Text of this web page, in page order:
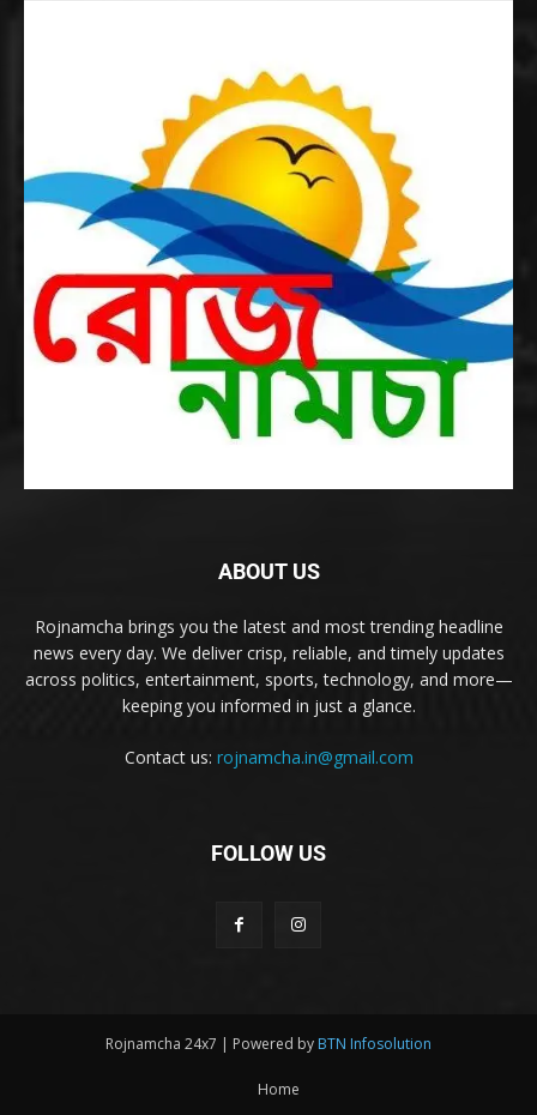
ABOUT US
Rojnamcha brings you the latest and most trending headline
news every day. We deliver crisp, reliable, and timely updates
across politics, entertainment, sports, technology, and more—
keeping you informed in just a glance.
Contact us: rojnamcha.in@gmail.com
FOLLOW US
Rojnamcha 24x7 | Powered by BTN Infosolution
Home